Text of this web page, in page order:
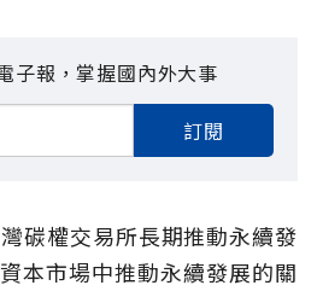
子報，掌握國內外大事
訂閱
碳權交易所長期推動永續發
本市場中推動永續發展的關